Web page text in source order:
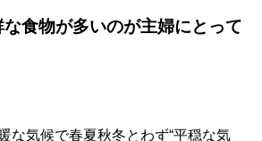
食物が多いのが主婦にとって
な気候で春夏秋冬とわず“平穏な気